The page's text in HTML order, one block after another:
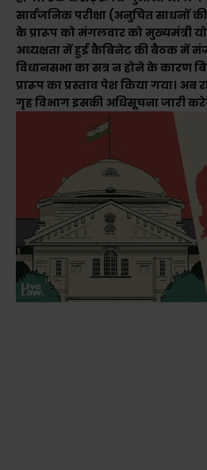
सार्वजनिक परीक्षा (अनुचित साधनों
के प्रारूप को मंगलवार को मुख्यमंत्री
अध्यक्षता में हुई कैबिनेट की बैठक में
विधानसभा का सत्र न होने के कारण
प्रारूप का प्रस्ताव पेश किया गया।
गृह विभाग इसकी अधिसूचना जारी